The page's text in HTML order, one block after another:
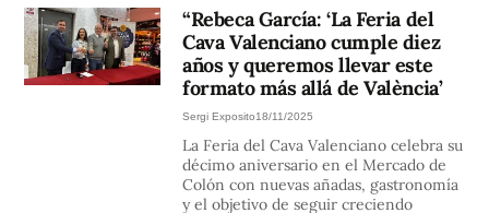
“Rebeca García: ‘La Feria del
Cava Valenciano cumple diez
años y queremos llevar este
formato más allá de València’
Sergi Exposito18/11/2025
La Feria del Cava Valenciano celebra su
décimo aniversario en el Mercado de
Colón con nuevas añadas, gastronomía
y el objetivo de seguir creciendo